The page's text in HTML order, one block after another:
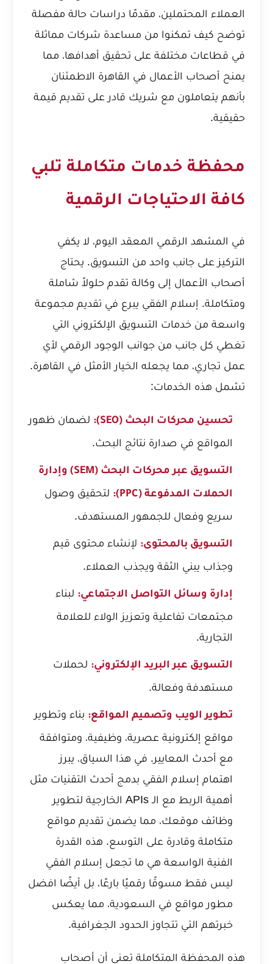
العملاء المحتملين، مقدمًا دراسات حالة مفصلة
توضح كيف تمكنوا من مساعدة شركات مماثلة
في قطاعات مختلفة على تحقيق أهدافها، مما
يمنح أصحاب الأعمال في القاهرة الاطمئنان
بأنهم يتعاملون مع شريك قادر على تقديم قيمة
حقيقية.
محفظة خدمات متكاملة تلبي
كافة الاحتياجات الرقمية
في المشهد الرقمي المعقد اليوم، لا يكفي
التركيز على جانب واحد من التسويق. يحتاج
أصحاب الأعمال إلى وكالة تقدم حلولاً شاملة
ومتكاملة. إسلام الفقي يبرع في تقديم مجموعة
واسعة من خدمات التسويق الإلكتروني التي
تغطي كل جانب من جوانب الوجود الرقمي لأي
عمل تجاري، مما يجعله الخيار الأمثل في القاهرة.
تشمل هذه الخدمات:
تحسين محركات البحث (SEO):
لضمان ظهور
المواقع في صدارة نتائج البحث.
التسويق عبر محركات البحث (SEM) وإدارة
الحملات المدفوعة (PPC):
لتحقيق وصول
سريع وفعال للجمهور المستهدف.
التسويق بالمحتوى: لإنشاء محتوى قيم
وجذاب يبني الثقة ويجذب العملاء.
إدارة وسائل التواصل الاجتماعي: لبناء
مجتمعات تفاعلية وتعزيز الولاء للعلامة
التجارية.
التسويق عبر البريد الإلكتروني: لحملات
مستهدفة وفعالة.
تطوير الويب وتصميم المواقع: بناء وتطوير
مواقع إلكترونية عصرية، وظيفية، ومتوافقة
مع أحدث المعايير. في هذا السياق، يبرز
اهتمام إسلام الفقي بدمج أحدث التقنيات مثل
أهمية الربط مع الـ APIs الخارجية لتطوير
وظائف موقعك، مما يضمن تقديم مواقع
متكاملة وقادرة على التوسع. هذه القدرة
الفنية الواسعة هي ما تجعل إسلام الفقي
ليس فقط مسوقًا رقميًا بارعًا، بل أيضًا افضل
مطور مواقع في السعودية، مما يعكس
خبرتهم التي تتجاوز الحدود الجغرافية.
هذه المحفظة المتكاملة تعني أن أصحاب